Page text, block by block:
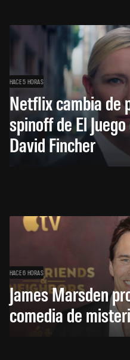
HACE 5 HORAS
Netflix cambia de
spinoff de El
David Fincher
HACE 6 HORAS
James Marsden
comedia de